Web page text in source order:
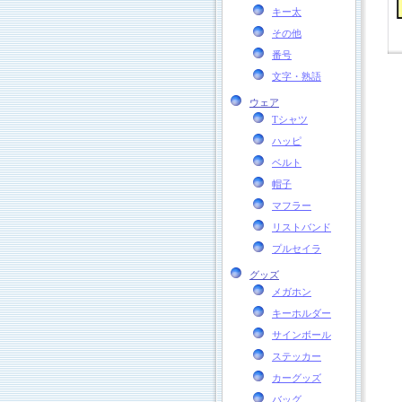
キー太
その他
番号
文字・熟語
ウェア
Tシャツ
ハッピ
ベルト
帽子
マフラー
リストバンド
プルセイラ
グッズ
メガホン
キーホルダー
サインボール
ステッカー
カーグッズ
バッグ